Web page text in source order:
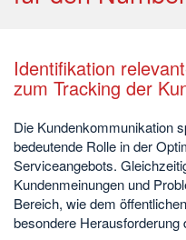
Identifikation
zum Tracking der
Die Kundenkommunikation
bedeutende Rolle in der
Serviceangebots.
Kundenmeinungen und
Bereich, wie dem
besondere Herausforderung